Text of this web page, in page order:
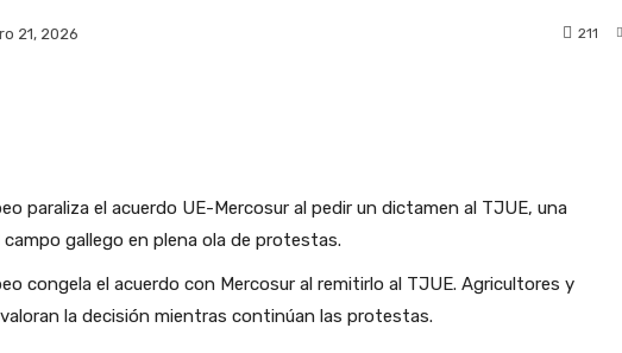
21, 2026 211
paraliza el acuerdo UE-Mercosur al pedir un dictamen al TJUE, una
campo gallego en plena ola de protestas.
congela el acuerdo con Mercosur al remitirlo al TJUE. Agricultores y
la decisión mientras continúan las protestas.